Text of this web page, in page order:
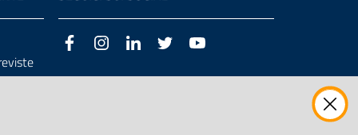
CE
FacebookInstagramLinkedIn Twitter